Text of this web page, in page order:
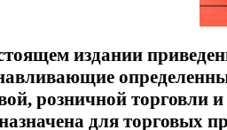
издании
розничной торговли
для торговых